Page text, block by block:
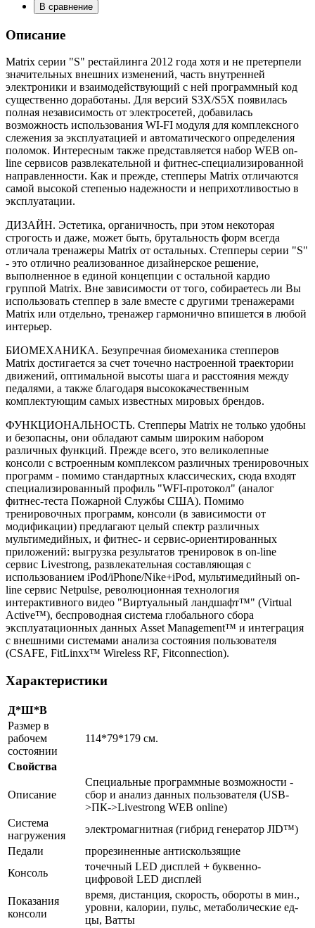
В сравнение
Описание
Matrix серии "S" рестайлинга 2012 года хотя и не претерпели
значительных внешних изменений, часть внутренней
электроники и взаимодействующий с ней программный код
существенно доработаны. Для версий S3X/S5X появилась
полная независимость от электросетей, добавилась
возможность использования WI-FI модуля для комплексного
слежения за эксплуатацией и автоматического определения
поломок. Интересным также представляется набор WEB on-
line сервисов развлекательной и фитнес-специализированной
направленности. Как и прежде, cтепперы Matrix отличаются
самой высокой степенью надежности и неприхотливостью в
эксплуатации.
ДИЗАЙН. Эстетика, органичность, при этом некоторая
строгость и даже, может быть, брутальность форм всегда
отличала тренажеры Matrix от остальных. Степперы серии "S"
- это отлично реализованное дизайнерское решение,
выполненное в единой концепции с остальной кардио
группой Matrix. Вне зависимости от того, собираетесь ли Вы
использовать степпер в зале вместе с другими тренажерами
Matrix или отдельно, тренажер гармонично впишется в любой
интерьер.
БИОМЕХАНИКА. Безупречная биомеханика степперов
Matrix достигается за счет точечно настроенной траектории
движений, оптимальной высоты шага и расстояния между
педалями, а также благодаря высококачественным
комплектующим самых известных мировых брендов.
ФУНКЦИОНАЛЬНОСТЬ. Степперы Matrix не только удобны
и безопасны, они обладают самым широким набором
различных функций. Прежде всего, это великолепные
консоли с встроенным комплексом различных тренировочных
программ - помимо стандартных классических, сюда входят
специализированный профиль "WFI-протокол" (аналог
фитнес-теста Пожарной Службы США). Помимо
тренировочных программ, консоли (в зависимости от
модификации) предлагают целый спектр различных
мультимедийных, и фитнес- и сервис-ориентированных
приложений: выгрузка результатов тренировок в on-line
сервис Livestrong, развлекательная составляющая с
использованием iPod/iPhone/Nike+iPod, мультимедийный on-
line сервис Netpulse, революционная технология
интерактивного видео "Виртуальный ландшафт™" (Virtual
Active™), беспроводная система глобального сбора
эксплуатационных данных Asset Management™ и интеграция
с внешними системами анализа состояния пользователя
(CSAFE, FitLinxx™ Wireless RF, Fitconnection).
Характеристики
Д*Ш*В
Размер в
рабочем
состоянии
114*79*179 см.
Свойства
Описание
Специальные программные возможности -
сбор и анализ данных пользователя (USB-
>ПК->Livestrong WEB online)
Система
нагружения
электромагнитная (гибрид генератор JID™)
Педали
прорезиненные антискользящие
Консоль
точечный LED дисплей + буквенно-
цифровой LED дисплей
Показания
консоли
время, дистанция, скорость, обороты в мин.,
уровни, калории, пульс, метаболические ед-
цы, Ватты